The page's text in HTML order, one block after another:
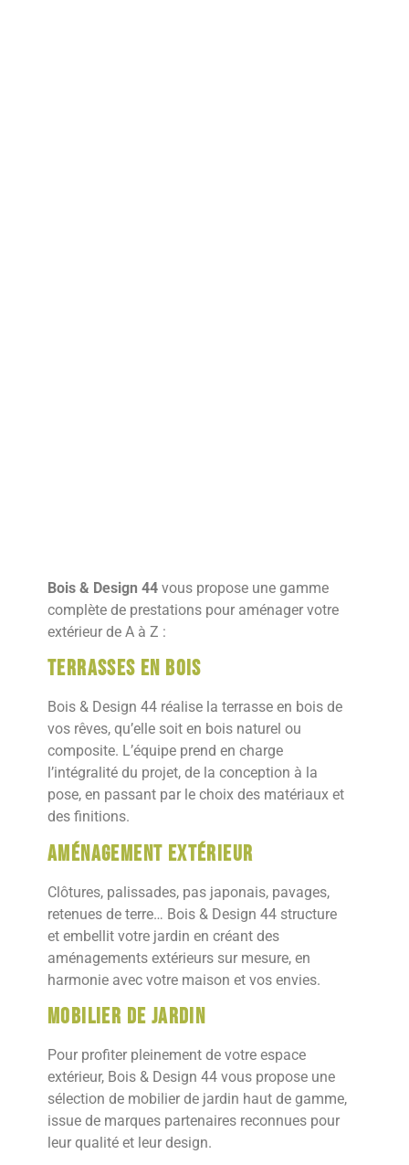
Bois & Design 44 vous propose une gamme
complète de prestations pour aménager votre
extérieur de A à Z :
Terrasses en bois
Bois & Design 44 réalise la terrasse en bois de
vos rêves, qu’elle soit en bois naturel ou
composite. L’équipe prend en charge
l’intégralité du projet, de la conception à la
pose, en passant par le choix des matériaux et
des finitions.
Aménagement extérieur
Clôtures, palissades, pas japonais, pavages,
retenues de terre… Bois & Design 44 structure
et embellit votre jardin en créant des
aménagements extérieurs sur mesure, en
harmonie avec votre maison et vos envies.
Mobilier de jardin
Pour profiter pleinement de votre espace
extérieur, Bois & Design 44 vous propose une
sélection de mobilier de jardin haut de gamme,
issue de marques partenaires reconnues pour
leur qualité et leur design.